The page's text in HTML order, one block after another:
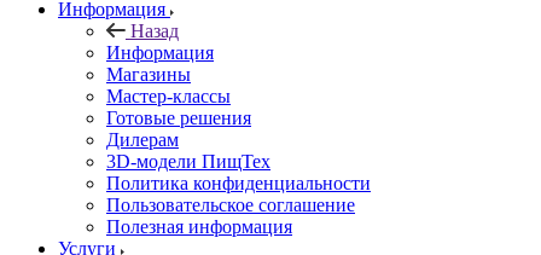
Информация
Назад
Информация
Магазины
Мастер-классы
Готовые решения
Дилерам
3D-модели ПищТех
Политика конфиденциальности
Пользовательское соглашение
Полезная информация
Услуги